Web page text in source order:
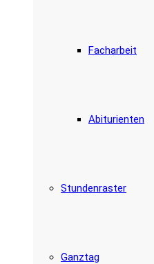
Facharbeit
Abiturienten
Stundenraster
Ganztag